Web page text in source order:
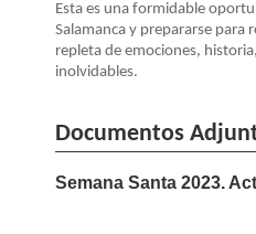
Esta es una formidable
Salamanca y prepararse para
repleta de emociones,
inolvidables.
Documentos
Semana Santa 2023.